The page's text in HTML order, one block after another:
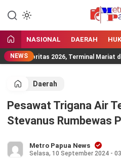
Jangan Gentar
NASIONAL DAERAH
NEWS
Prioritas 2026, Terminal Mariat dan
Daerah
Pesawat Trigana Air
Stevanus Rumbewas
Metro Papua News
Selasa, 10 September 2024 -